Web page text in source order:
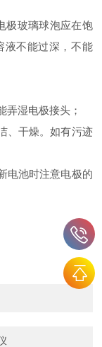
玻璃球泡应在饱
液不能过深，不能
湿电极接头；
干燥。如有污迹
池时注意电极的